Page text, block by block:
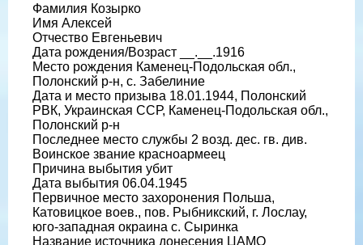
Фамилия Козырко
Имя Алексей
Отчество Евгеньевич
Дата рождения/Возраст __.__.1916
Место рождения Каменец-Подольская обл.,
Полонский р-н, с. Забелиние
Дата и место призыва 18.01.1944, Полонский
РВК, Украинская ССР, Каменец-Подольская обл.,
Полонский р-н
Последнее место службы 2 возд. дес. гв. див.
Воинское звание красноармеец
Причина выбытия убит
Дата выбытия 06.04.1945
Первичное место захоронения Польша,
Катовицкое воев., пов. Рыбникский, г. Лослау,
юго-западная окраина с. Сыринка
Название источника донесения ЦАМО